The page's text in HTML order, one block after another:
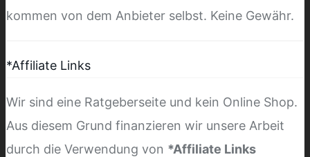
kommen von dem Anbieter selbst. Keine Gewähr.
*Affiliate Links
Wir sind eine Ratgeberseite und kein Online Shop.
Aus diesem Grund finanzieren wir unsere Arbeit
durch die Verwendung von *Affiliate Links